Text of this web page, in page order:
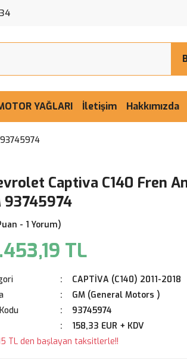
YAĞLARI İletişim Hakkımızda
Captiva C140 Fren
93745974
- 1 Yorum)
TL
CAPTİVA (C140) 2011-2018
GM (General Motors )
93745974
158,33 EUR + KDV
TL den başlayan taksitlerle!!